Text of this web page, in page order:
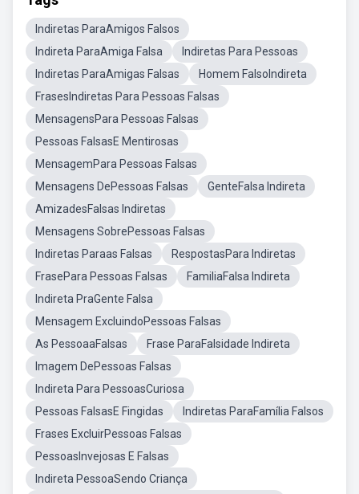
Indiretas ParaAmigos Falsos
Indireta ParaAmiga Falsa
Indiretas Para Pessoas
Indiretas ParaAmigas Falsas
Homem FalsoIndireta
FrasesIndiretas Para Pessoas Falsas
MensagensPara Pessoas Falsas
Pessoas FalsasE Mentirosas
MensagemPara Pessoas Falsas
Mensagens DePessoas Falsas
GenteFalsa Indireta
AmizadesFalsas Indiretas
Mensagens SobrePessoas Falsas
Indiretas Paraas Falsas
RespostasPara Indiretas
FrasePara Pessoas Falsas
FamiliaFalsa Indireta
Indireta PraGente Falsa
Mensagem ExcluindoPessoas Falsas
As PessoaaFalsas
Frase ParaFalsidade Indireta
Imagem DePessoas Falsas
Indireta Para PessoasCuriosa
Pessoas FalsasE Fingidas
Indiretas ParaFamília Falsos
Frases ExcluirPessoas Falsas
PessoasInvejosas E Falsas
Indireta PessoaSendo Criança